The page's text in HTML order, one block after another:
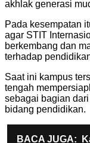
akhlak generasi
Pada kesempatan
agar STIT
berkembang dan
terhadap
Saat ini kampus
tengah
sebagai bagian
bidang pendidikan.
BACA JUGA: